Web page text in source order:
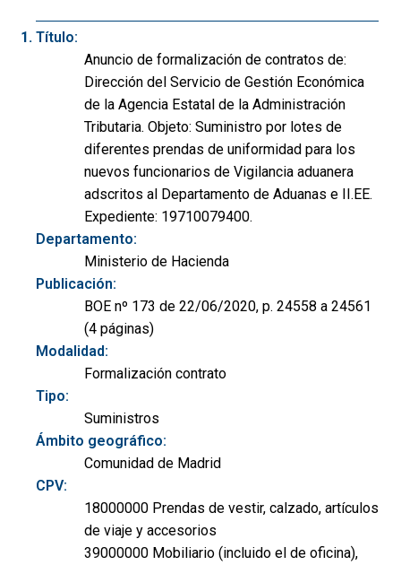
Título:
Anuncio de formalización de contratos de:
Dirección del Servicio de Gestión Económica
de la Agencia Estatal de la Administración
Tributaria. Objeto: Suministro por lotes de
diferentes prendas de uniformidad para los
nuevos funcionarios de Vigilancia aduanera
adscritos al Departamento de Aduanas e II.EE.
Expediente: 19710079400.
Departamento:
Ministerio de Hacienda
Publicación:
BOE nº 173 de 22/06/2020, p. 24558 a 24561
(4 páginas)
Modalidad:
Formalización contrato
Tipo:
Suministros
Ámbito geográfico:
Comunidad de Madrid
CPV:
18000000 Prendas de vestir, calzado, artículos
de viaje y accesorios
39000000 Mobiliario (incluido el de oficina),